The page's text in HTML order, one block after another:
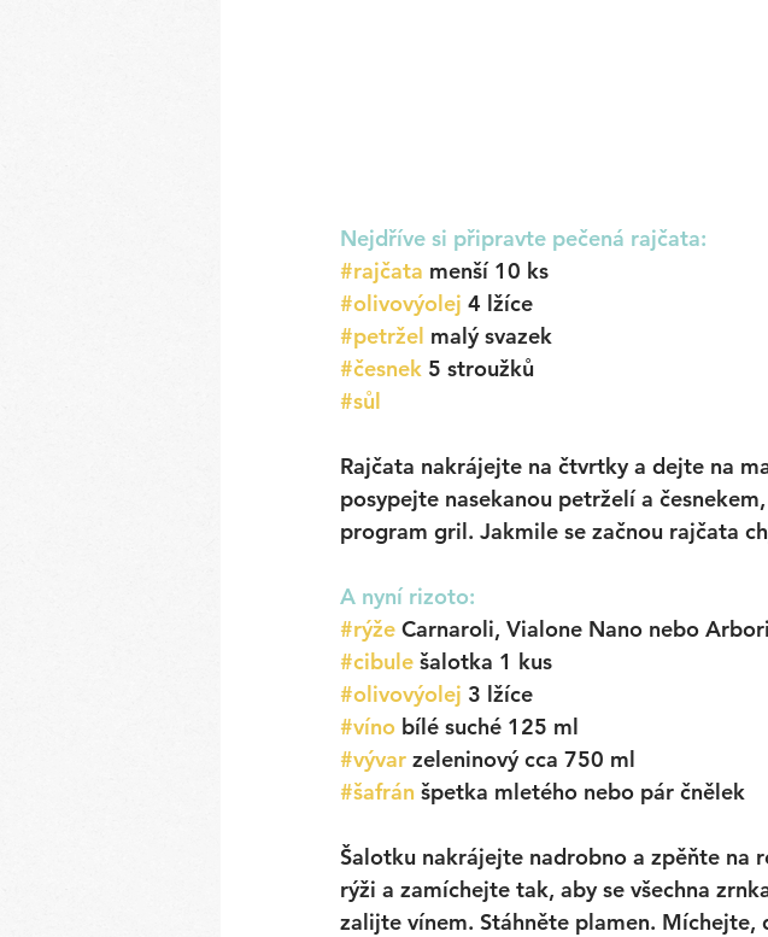
Nejdříve si připravte pečená rajčata:
#rajčata menší 10 ks
#olivovýolej 4 lžíce
#petržel malý svazek
#česnek 5 stroužků
#sůl
Rajčata nakrájejte na čtvrtky a dejte na
posypejte nasekanou petrželí a
program gril. Jakmile se začnou rajčata
A nyní rizoto:
#rýže Carnaroli, Vialone Nano nebo
#cibule šalotka 1 kus
#olivovýolej 3 lžíce
#víno bílé suché 125 ml
#vývar zeleninový cca 750 ml
#šafrán špetka mletého nebo pár čnělek
Šalotku nakrájejte nadrobno a zpěňte na
rýži a zamíchejte tak, aby se všechna
zalijte vínem. Stáhněte plamen. Míchejte,